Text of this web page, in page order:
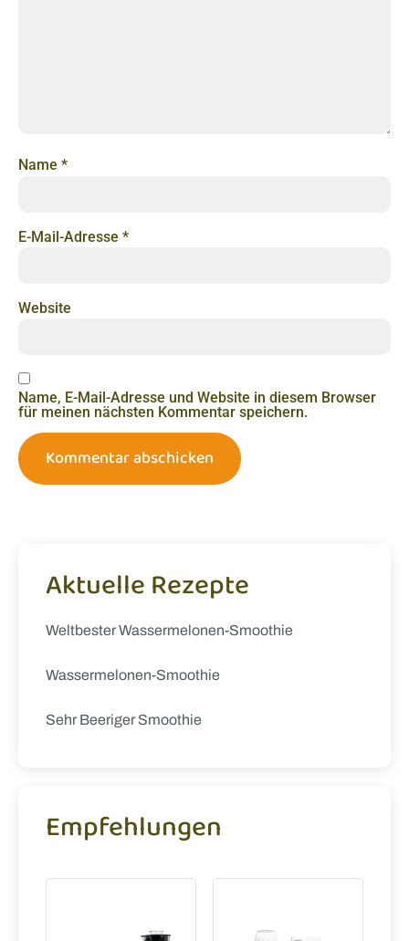
Name *
E-Mail-Adresse *
Website
Name, E-Mail-Adresse und Website in diesem Browser
für meinen nächsten Kommentar speichern.
Aktuelle Rezepte
Weltbester Wassermelonen-Smoothie
Wassermelonen-Smoothie
Sehr Beeriger Smoothie
Empfehlungen